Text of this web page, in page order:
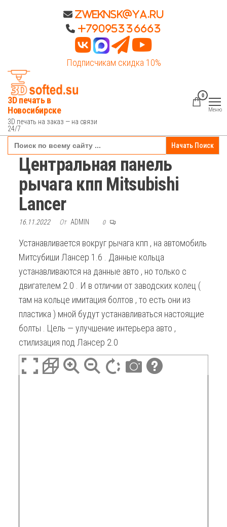
Zweknsk@ya.ru
+79095336663
Подписчикам скидка 10%
3D печать в
Новосибирске
3D печать на заказ — на связи
24/7
0
Меню
Search
for:
Центральная панель
рычага кпп Mitsubishi
Lancer
16.11.2022 От ADMIN 0
Устанавливается вокруг рычага кпп , на автомобиль
Митсубиши Лансер 1.6 . Данные кольца
устанавливаются на данные авто , но только с
двигателем 2.0 . И в отличии от заводских колец (
там на кольце имитация болтов , то есть они из
пластика ) мной будут устанавливаться настоящие
болты . Цель — улучшение интерьера авто ,
стилизация под Лансер 2.0